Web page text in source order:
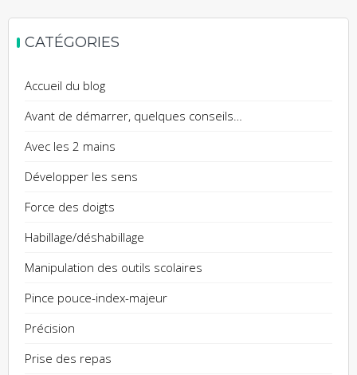
CATÉGORIES
Accueil du blog
Avant de démarrer, quelques conseils…
Avec les 2 mains
Développer les sens
Force des doigts
Habillage/déshabillage
Manipulation des outils scolaires
Pince pouce-index-majeur
Précision
Prise des repas